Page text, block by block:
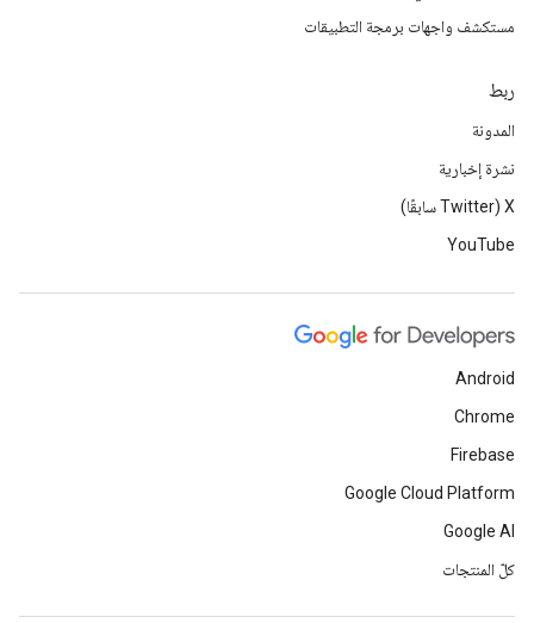
مستكشف واجهات برمجة التطبيقات
ربط
المدونة
نشرة إخبارية
‫X ‏(Twitter سابقًا)
YouTube
Android
Chrome
Firebase
Google Cloud Platform
Google AI
كلّ المنتجات